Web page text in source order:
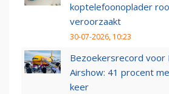
koptelefoonoplader
veroorzaakt
30-07-2026, 10:23
Bezoekersrecord voor
Airshow: 41 procent
keer